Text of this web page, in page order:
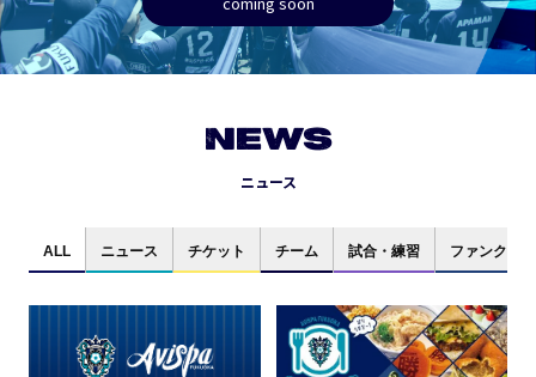
NEWS
ニュース
ALL ニュース チケット チーム 試合・練習 ファンクラブ